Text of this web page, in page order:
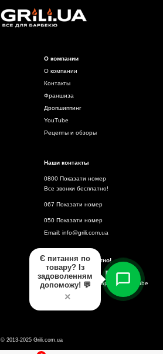
О компании
О компании
Контакты
Франшиза
Дропшиппинг
YouTube
Рецепты и обзоры
Наши контакты
0800 Показати номер
Все звонки бесплатно!
067 Показати номер
050 Показати номер
Email: info@grili.com.ua
Все звонки бесплатно!
© 2013-2025 Grili.com.ua
Є питання по
товару? Із
задоволенням
допоможу! 💬
×